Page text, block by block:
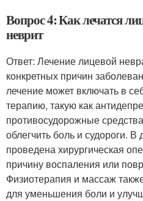
Вопрос 4: Как лечатся
неврит
Ответ: Лечение лицевой
конкретных причин
лечение может включать в
терапию, такую как
противосудорожные
облегчить боль и судороги.
проведена хирургическая
причину воспаления или
Физиотерапия и массаж
для уменьшения боли и